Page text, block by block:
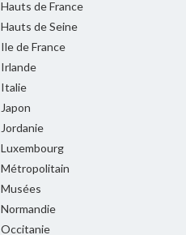
Hauts de France
Hauts de Seine
Ile de France
Irlande
Italie
Japon
Jordanie
Luxembourg
Métropolitain
Musées
Normandie
Occitanie